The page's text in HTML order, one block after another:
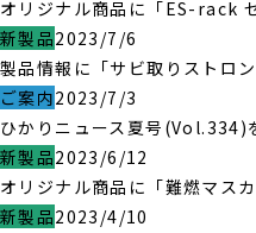
オリジナル商品に「ES-rack
新製品2023/7/6
製品情報に「サビ取りストロ
ご案内2023/7/3
ひかりニュース夏号(Vol.334)
新製品2023/6/12
オリジナル商品に「難燃マス
新製品2023/4/10